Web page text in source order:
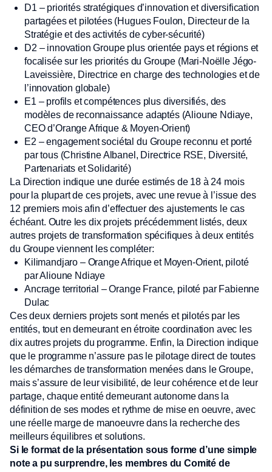
D1 – priorités stratégiques d’innovation et diversification
partagées et pilotées (Hugues Foulon, Directeur de la
Stratégie et des activités de cyber-sécurité)
D2 – innovation Groupe plus orientée pays et régions et
focalisée sur les priorités du Groupe (Mari-Noëlle Jégo-
Laveissière, Directrice en charge des technologies et de
l’innovation globale)
E1 – profils et compétences plus diversifiés, des
modèles de reconnaissance adaptés (Alioune Ndiaye,
CEO d’Orange Afrique & Moyen-Orient)
E2 – engagement sociétal du Groupe reconnu et porté
par tous (Christine Albanel, Directrice RSE, Diversité,
Partenariats et Solidarité)
La Direction indique une durée estimés de 18 à 24 mois
pour la plupart de ces projets, avec une revue à l’issue des
12 premiers mois afin d’effectuer des ajustements le cas
échéant. Outre les dix projets précédemment listés, deux
autres projets de transformation spécifiques à deux entités
du Groupe viennent les compléter:
Kilimandjaro – Orange Afrique et Moyen-Orient, piloté
par Alioune Ndiaye
Ancrage territorial – Orange France, piloté par Fabienne
Dulac
Ces deux derniers projets sont menés et pilotés par les
entités, tout en demeurant en étroite coordination avec les
dix autres projets du programme. Enfin, la Direction indique
que le programme n’assure pas le pilotage direct de toutes
les démarches de transformation menées dans le Groupe,
mais s’assure de leur visibilité, de leur cohérence et de leur
partage, chaque entité demeurant autonome dans la
définition de ses modes et rythme de mise en oeuvre, avec
une réelle marge de manoeuvre dans la recherche des
meilleurs équilibres et solutions.
Si le format de la présentation sous forme d’une simple
note a pu surprendre, les membres du Comité de